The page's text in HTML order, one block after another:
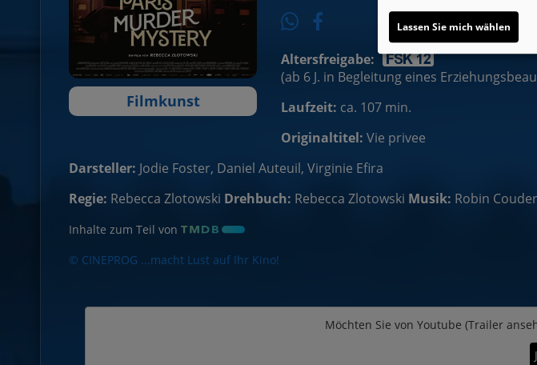
Filmkunst
Altersfreigabe:
(ab 6 J. in Begleitung eines
Laufzeit: ca. 107 min.
Originaltitel: Vie privee
Darsteller: Jodie Foster, Daniel Auteuil, Virginie Efira
Regie: Rebecca Zlotowski Drehbuch: Rebecca Zlotowski Musik: Robin
Inhalte zum Teil von
© CINEPROG ...macht Lust auf Ihr Kino!
Möchten Sie von Youtube (Trailer
Lassen Sie mich wählen